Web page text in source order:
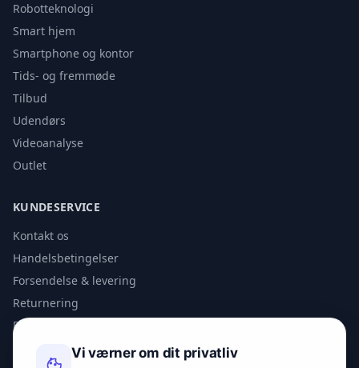
Robotteknologi
Smart hjem
Smartphone og kontor
Tids- og fremmøde
Tilbud
Udendørs
Videoanalyse
Outlet
KUNDESERVICE
Kontakt os
Handelsbetingelser
Forsendelse & levering
Returnering
Privatlivspolitik
Vi værner om dit privatliv